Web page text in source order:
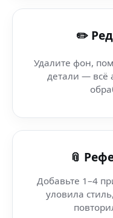
AI удаление фона —
Размытие фона
AI удаление фона —
✏️
Удалите фон,
детали — всё
📎
Добавьте 1–4
уловила